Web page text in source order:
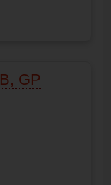
GP